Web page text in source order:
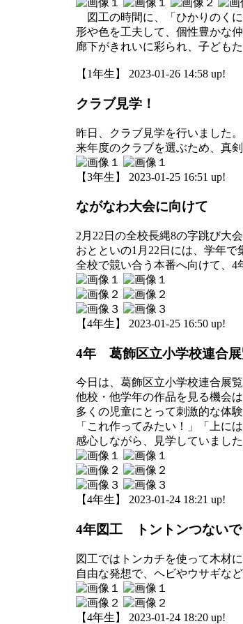
図工の時間に、「ひかりのくに
形や色を工夫して、個性豊かな
廊下がきれいに彩られ、子ども
【1年生】 2023-01-26 14:58 up!
クラブ見学！
昨日、クラブ見学を行いました。
来年度のクラブを選ぶため、真
【3年生】 2023-01-25 16:51 up!
ながなわ大会に向けて
2月22日の全校長縄8の字跳び大
おとといの1月22日には、学年で
全校で競い合う本番へ向けて、4
【4年生】 2023-01-25 16:50 up!
4年 葛飾区立小学校連合
今日は、葛飾区立小学校連合展覧
他校・他学年の作品を見る機会
多くの児童にとって刺激的な体
「これ作ってみたい！」「上に
感心しながら、見学していました
【4年生】 2023-01-24 18:21 up!
4年図工 トントンつないで
図工ではトンカチを使って木材
自由な発想で、ヘビやウサギな
【4年生】 2023-01-24 18:20 up!